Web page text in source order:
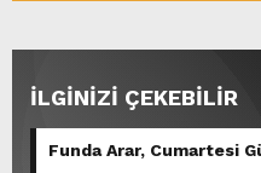
İLGİNİZİ ÇEKEBİLİR
Funda Arar, Cumartesi